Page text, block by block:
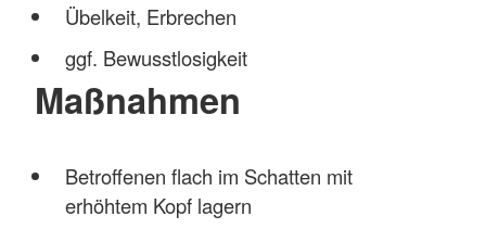
Übelkeit, Erbrechen
ggf. Bewusstlosigkeit
Maßnahmen
Betroffenen flach im Schatten mit
erhöhtem Kopf lagern